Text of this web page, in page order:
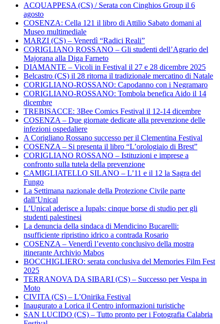
ACQUAPPESA (CS) / Serata con Cinghios Group il 6
agosto
COSENZA: Cella 121 il libro di Attilio Sabato domani al
Museo multimediale
MARZI (CS) – Venerdì “Radici Reali”
CORIGLIANO ROSSANO – Gli studenti dell’Agrario del
Majorana alla Diga Farneto
DIAMANTE – Vicoli in Festival il 27 e 28 dicembre 2025
Belcastro (CS) il 28 ritorna il tradizionale mercatino di Natale
CORIGLIANO-ROSSANO: Capodanno con i Negramaro
CORIGLIANO-ROSSANO: Tombola benefica Aido il 14
dicembre
TREBISACCE: 3Bee Comics Festival il 12-14 dicembre
COSENZA – Due giornate dedicate alla prevenzione delle
infezioni ospedaliere
A Corigliano Rossano successo per il Clementina Festival
COSENZA – Si presenta il libro “L’orologiaio di Brest”
CORIGLIANO ROSSANO – Istituzioni e imprese a
confronto sulla tutela della prevenzione
CAMIGLIATELLO SILANO – L’11 e il 12 la Sagra del
Fungo
La Settimana nazionale della Protezione Civile parte
dall’Unical
L’Unical aderisce a Iupals: cinque borse di studio per gli
studenti palestinesi
La denuncia della sindaca di Mendicino Bucarelli:
nsufficiente ripristino idrico a contrada Rosario
COSENZA – Venerdì l’evento conclusivo della mostra
itinerante Archivio Mabos
BOCCHIGLIERO: serata conclusiva del Memories Film Fest
2025
TERRANOVA DA SIBARI (CS) – Successo per Vespa in
Moto
CIVITA (CS) – L’Onirika Festival
Inaugurato a Lorica il Centro informazioni turistiche
SAN LUCIDO (CS) – Tutto pronto per i Fotografia Calabria